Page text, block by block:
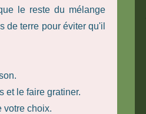
le reste du mélange
de terre pour éviter qu'il
et le faire gratiner.
votre choix.